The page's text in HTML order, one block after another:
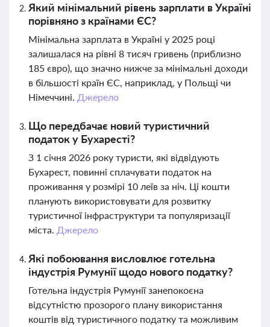
Який мінімальний рівень зарплати в Україні
порівняно з країнами ЄС?
Мінімальна зарплата в Україні у 2025 році
залишалася на рівні 8 тисяч гривень (приблизно
185 євро), що значно нижче за мінімальні доходи
в більшості країн ЄС, наприклад, у Польщі чи
Німеччині. Джерело
Що передбачає новий туристичний
податок у Бухаресті?
З 1 січня 2026 року туристи, які відвідують
Бухарест, повинні сплачувати податок на
проживання у розмірі 10 леїв за ніч. Ці кошти
планують використовувати для розвитку
туристичної інфраструктури та популяризації
міста. Джерело
Які побоювання висловлює готельна
індустрія Румунії щодо нового податку?
Готельна індустрія Румунії занепокоєна
відсутністю прозорого плану використання
коштів від туристичного податку та можливим